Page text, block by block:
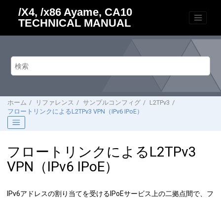
/X4, /x86 Ayame, CA10
TECHNICAL MANUAL
ホーム リファレンス サンプルコンフィグ
L2TPv3
フロートリンクによるL2TPv3 VPN（IPv6 IPoE）
フロートリンクによるL2TPv3
VPN（IPv6 IPoE）
IPv6アドレスの割り当てを受けるIPoEサービス上の二拠点間で、フ